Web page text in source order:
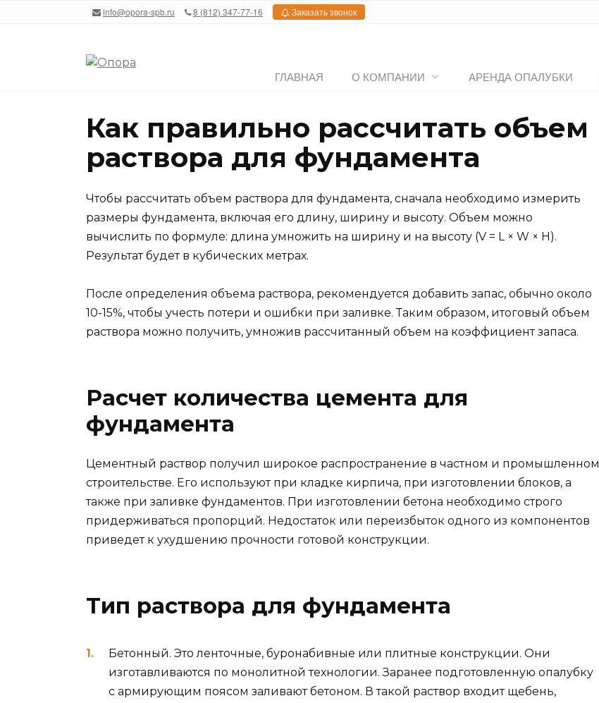
info@opora-spb.ru 8 (812) 347-77-16 Заказать звонок
ГЛАВНАЯ О КОМПАНИИ АРЕНДА ОПАЛУБКИ
Как правильно рассчитать объем
раствора для фундамента
Чтобы рассчитать объем раствора для фундамента, сначала необходимо измерить
размеры фундамента, включая его длину, ширину и высоту. Объем можно
вычислить по формуле: длина умножить на ширину и на высоту (V = L × W × H).
Результат будет в кубических метрах.
После определения объема раствора, рекомендуется добавить запас, обычно около
10-15%, чтобы учесть потери и ошибки при заливке. Таким образом, итоговый объем
раствора можно получить, умножив рассчитанный объем на коэффициент запаса.
Расчет количества цемента для
фундамента
Цементный раствор получил широкое распространение в частном и промышленном
строительстве. Его используют при кладке кирпича, при изготовлении блоков, а
также при заливке фундаментов. При изготовлении бетона необходимо строго
придерживаться пропорций. Недостаток или переизбыток одного из компонентов
приведет к ухудшению прочности готовой конструкции.
Тип раствора для фундамента
Бетонный. Это ленточные, буронабивные или плитные конструкции. Они
изготавливаются по монолитной технологии. Заранее подготовленную опалубку
с армирующим поясом заливают бетоном. В такой раствор входит щебень,